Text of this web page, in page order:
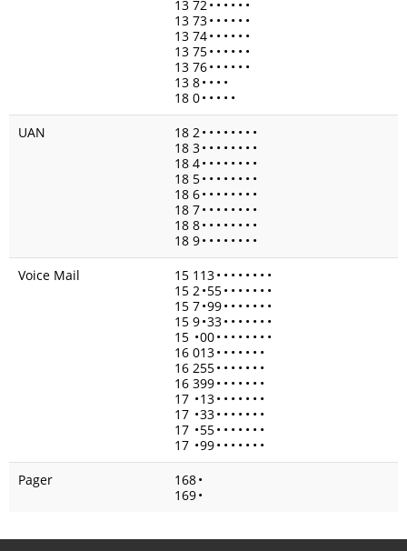
13 72• • • • • •
13 73• • • • • •
13 74• • • • • •
13 75• • • • • •
13 76• • • • • •
13 8• • • •
18 0• • • • •
UAN
18 2• • • • • • • •
18 3• • • • • • • •
18 4• • • • • • • •
18 5• • • • • • • •
18 6• • • • • • • •
18 7• • • • • • • •
18 8• • • • • • • •
18 9• • • • • • • •
Voice Mail
15 113• • • • • • • •
15 2•55• • • • • • •
15 7•99• • • • • • •
15 9•33• • • • • • •
15 •00• • • • • • • •
16 013• • • • • • •
16 255• • • • • • •
16 399• • • • • • •
17 •13• • • • • • •
17 •33• • • • • • •
17 •55• • • • • • •
17 •99• • • • • • •
Pager
168•
169•